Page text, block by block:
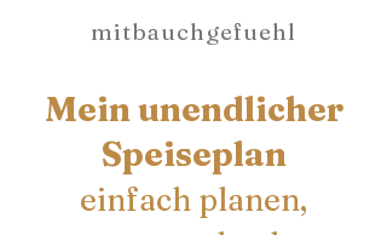
mitbauchgefuehl
Mein unendlicher
Speiseplan
einfach planen,